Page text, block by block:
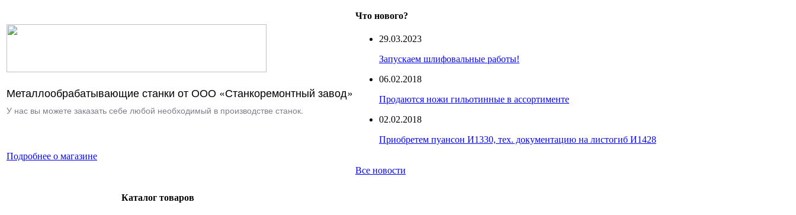
Металлообрабатывающие станки от ООО «Станкоремонтный завод»
У нас вы можете заказать себе любой необходимый в производстве станок.
Подробнее о магазине
Что нового?
29.03.2023
Запускаем шлифовальные работы!
06.02.2018
Продаются ножи гильотинные в ассортименте
02.02.2018
Приобретем пуансон И1330, тех. документацию на листогиб И1428
Все новости
Каталог товаров